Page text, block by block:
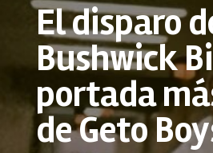
El disparo
Bushwick
portada
de Geto